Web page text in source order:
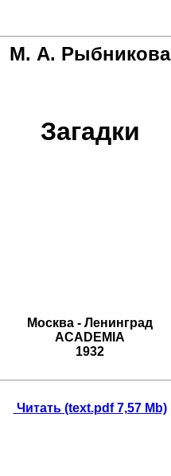
М. А. Рыбникова
Загадки
Москва - Ленинград
ACADEMIA
1932
Читать (text.pdf 7,57 Mb)